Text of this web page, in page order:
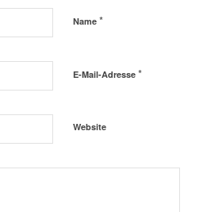
Name *
E-Mail-Adresse *
Website